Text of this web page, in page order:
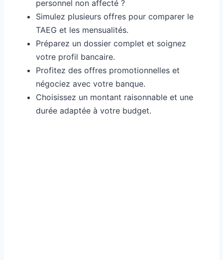
personnel non affecté ?
Simulez plusieurs offres pour comparer le
TAEG et les mensualités.
Préparez un dossier complet et soignez
votre profil bancaire.
Profitez des offres promotionnelles et
négociez avec votre banque.
Choisissez un montant raisonnable et une
durée adaptée à votre budget.